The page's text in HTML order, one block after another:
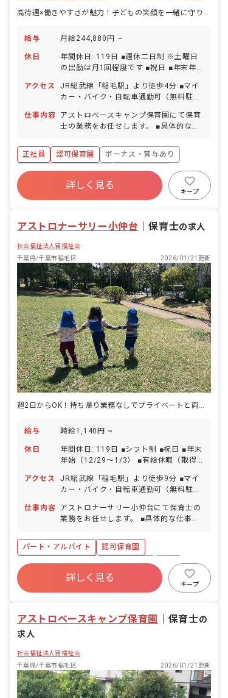
給与 月給244,880円 ~
休日
年間休日: 119日 ■週休二日制 ※土曜日
の出勤は月1回程度です ■祝日 ■年末年
89.8％／1時間単位での取得可／5日以上
の連休相談OK） ■慶弔休暇 ■産前産後・
育児休暇（取得率100％・復帰率
100％） ■介護・看護休暇
アクセス
JR総武線「稲毛駅」より徒歩4分 ■マイ
カー・バイク・自転車通勤可（無料駐輪
仕事内容
アストロベースキャンプ保育園にて保育
士の業務をお任せします。 ■具体的な仕
帳記入（0～1歳児のみ・アプリ使用）
・週案・月案の作成 ・保護者対応
正社員 認可保育園
ボーナス・賞与あり
寮・住宅・家賃補助あり
社会保険完備
福利厚生充実
退職金制度
詳しく見る
キープ
アストロナーサリー小仲台 ｜保育士の求人
社会福祉法人宙福祉会
千葉県/千葉市稲毛区
2026/01/21更新
給与 時給1,140円 ~
休日
年間休日: 119日 ■シフト制 ■祝日 ■年末
年始（12/29～1/3） ■有給休暇（取得
上の連休相談OK） ■慶弔休暇 ■産前産
後・育児休暇（取得率100％・復帰率
100％）※条件あり ■介護・看護休暇
アクセス
JR総武線「稲毛駅」より徒歩9分 ■マイ
カー・バイク・自転車通勤可（無料駐輪
仕事内容
アストロナーサリー小仲台にて保育士の
業務をお任せします。 ■具体的な仕事内
預かりの保育業務 ・連絡帳記入（0～1
歳児のみ・アプリ） ・保護者対応
パート・アルバイト
認可保育園
ボーナス・賞与あり
社会保険完備
福利厚生充実
退職金制度
残業少なめ
詳しく見る
キープ
アストロベースキャンプ保育園 保育士の
求人
社会福祉法人宙福祉会
千葉県/千葉市稲毛区
2026/01/21更新